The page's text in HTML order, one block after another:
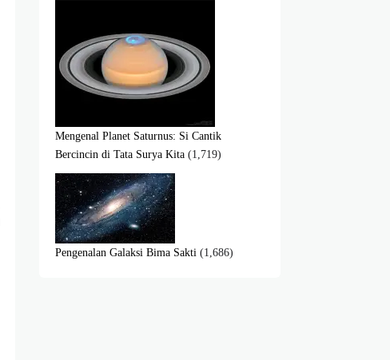
Mengenal Planet Saturnus: Si Cantik
Bercincin di Tata Surya Kita (1,719)
Pengenalan Galaksi Bima Sakti (1,686)